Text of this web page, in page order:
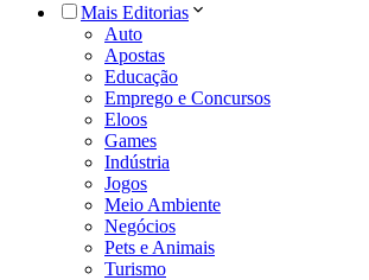
Mais Editorias
Auto
Apostas
Educação
Emprego e Concursos
Eloos
Games
Indústria
Jogos
Meio Ambiente
Negócios
Pets e Animais
Turismo